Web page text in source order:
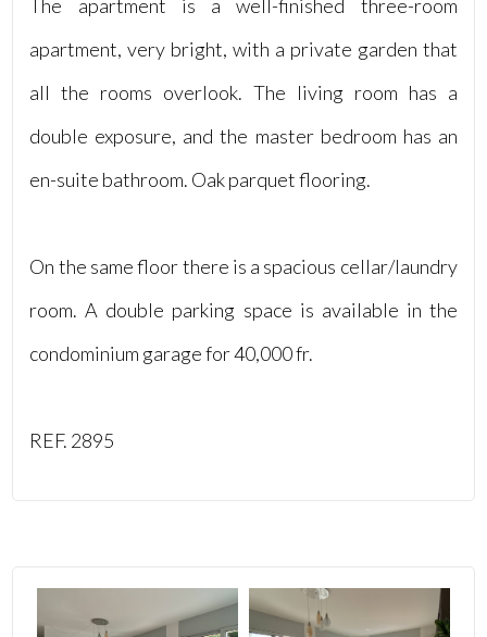
The apartment is a well-finished three-room
apartment, very bright, with a private garden that
all the rooms overlook. The living room has a
double exposure, and the master bedroom has an
en-suite bathroom. Oak parquet flooring.
On the same floor there is a spacious cellar/laundry
room. A double parking space is available in the
condominium garage for 40,000 fr.
REF. 2895
1
3
5
5+
Altre
Giardino